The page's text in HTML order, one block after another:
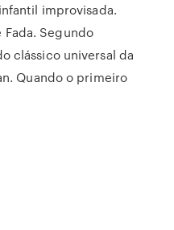
improvisada.
Fada. Segundo
clássico universal da
Quando o primeiro